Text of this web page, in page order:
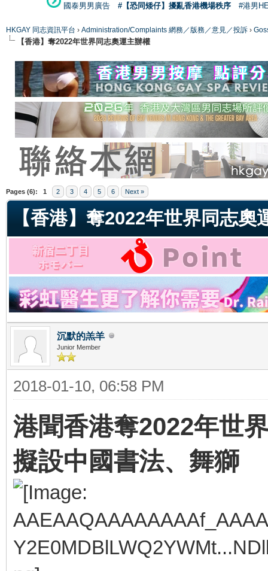
國泰男男廣告
#【恐同矮仔】擾亂香港機場秩序 #港男
HKGAY 同志資訊平台 › Administration/Complaints 網務／版務／意見／投訴 ›
【香港】奪2022年世界同志奧運主辦權
Pages (6): 1 2 3 4 5 6 Next »
【香港】奪2022年世界同志奧
沉默的羔羊
Junior Member
2018-01-10, 06:58 PM
港聞香港奪2022年世
擬設中國書法、舞獅